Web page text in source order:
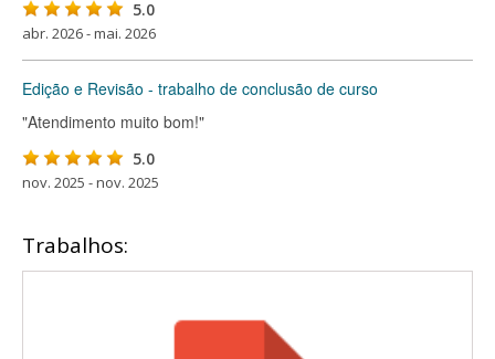
5.0
abr. 2026 - mai. 2026
Edição e Revisão - trabalho de conclusão de curso
"Atendimento muito bom!"
5.0
nov. 2025 - nov. 2025
Trabalhos: